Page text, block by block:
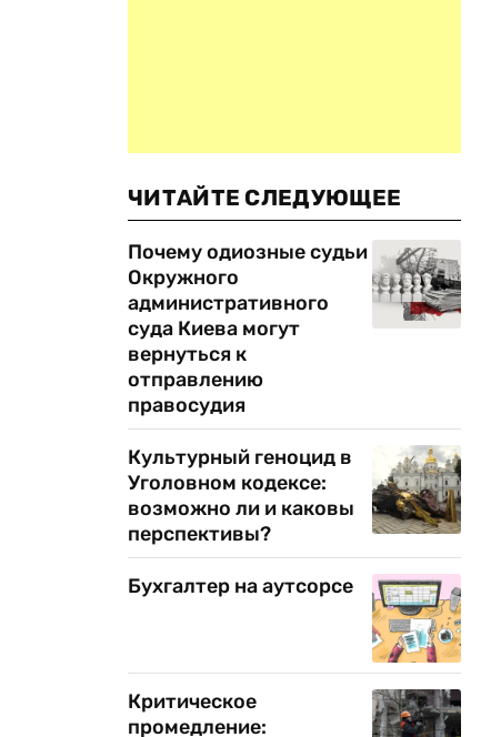
ЧИТАЙТЕ СЛЕДУЮЩЕЕ
Почему одиозные судьи
Окружного
административного
суда Киева могут
вернуться к
отправлению
правосудия
Культурный геноцид в
Уголовном кодексе:
возможно ли и каковы
перспективы?
Бухгалтер на аутсорсе
Критическое
промедление: